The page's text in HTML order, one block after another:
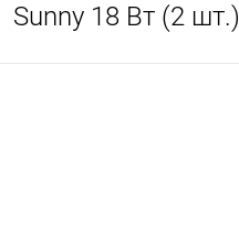
Sunny 18 Вт (2 шт.)